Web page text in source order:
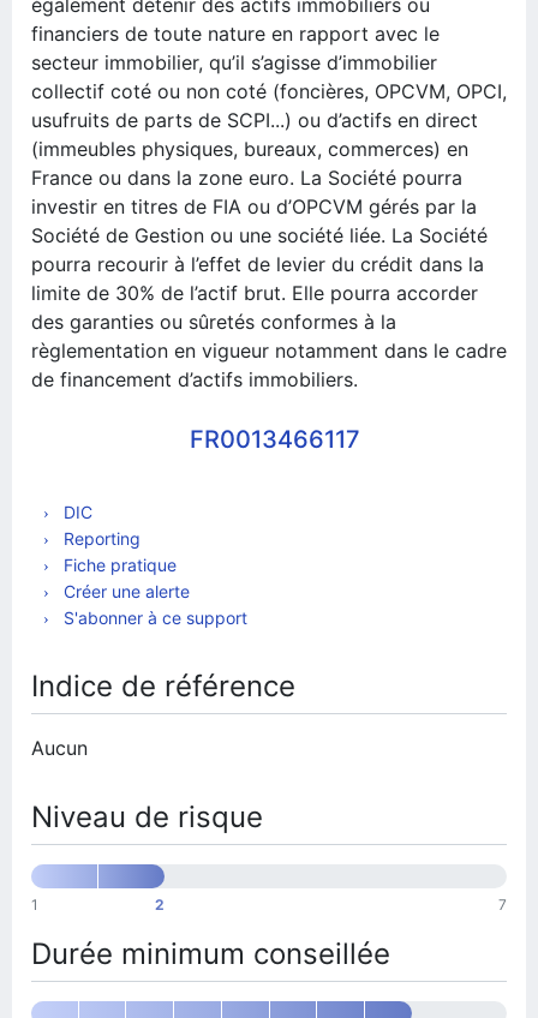
également détenir des actifs immobiliers ou
financiers de toute nature en rapport avec le
secteur immobilier, qu’il s’agisse d’immobilier
collectif coté ou non coté (foncières, OPCVM, OPCI,
usufruits de parts de SCPI...) ou d’actifs en direct
(immeubles physiques, bureaux, commerces) en
France ou dans la zone euro. La Société pourra
investir en titres de FIA ou d’OPCVM gérés par la
Société de Gestion ou une société liée. La Société
pourra recourir à l’effet de levier du crédit dans la
limite de 30% de l’actif brut. Elle pourra accorder
des garanties ou sûretés conformes à la
règlementation en vigueur notamment dans le cadre
de financement d’actifs immobiliers.
FR0013466117
DIC
Reporting
Fiche pratique
Créer une alerte
S'abonner à ce support
Indice de référence
Aucun
Niveau de risque
1 2 7
Durée minimum conseillée